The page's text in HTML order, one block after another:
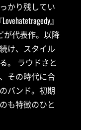
かり残してい
』
が代表作。以降
け、スタイル
。 ラウドさと
その時代に合
バンド。初期
も特徴のひと